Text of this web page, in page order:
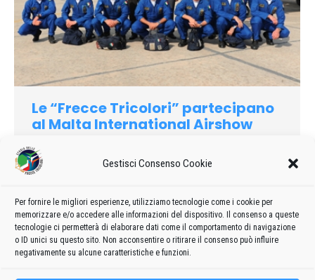
Gestisci Consenso Cookie
Per fornire le migliori esperienze, utilizziamo tecnologie come i cookie per
memorizzare e/o accedere alle informazioni del dispositivo. Il consenso a queste
tecnologie ci permetterà di elaborare dati come il comportamento di navigazione
o ID unici su questo sito. Non acconsentire o ritirare il consenso può influire
negativamente su alcune caratteristiche e funzioni.
Le “Frecce Tricolori” partecipano
al Malta International Airshow
2011 admin8235 8 Aprile 2022 Lascia un commento
International Airshow” al quale hanno partecipato numerosi
velivoli sia ad ala rotante che fissa, militari e civili, provenienti
da 7 paesi